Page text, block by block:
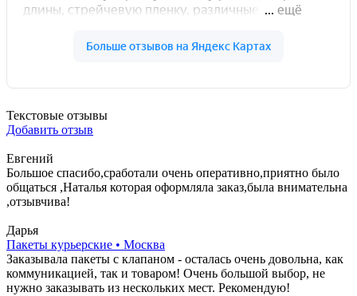
Текстовые отзывы
Добавить отзыв
Евгений
Большое спасибо,сработали очень оперативно,приятно было
общаться ,Наталья которая оформляла заказ,была внимательна
,отзывчива!
Дарья
Пакеты курьерские • Москва
Заказывала пакеты с клапаном - осталась очень довольна, как
коммуникацией, так и товаром! Очень большой выбор, не
нужно заказывать из нескольких мест. Рекомендую!